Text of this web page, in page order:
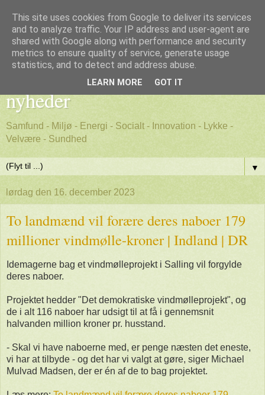
Godt nyt - positive, gode
nyheder
Samfund - Miljø - Energi - Socialt - Innovation - Lykke -
Velvære - Sundhed
▼
lørdag den 16. december 2023
To landmænd vil forære deres naboer 179
millioner vindmølle-kroner | Indland | DR
Idemagerne bag et vindmølleprojekt i Salling vil forgylde
deres naboer.
Projektet hedder "Det demokratiske vindmølleprojekt", og
de i alt 116 naboer har udsigt til at få i gennemsnit
halvanden million kroner pr. husstand.
- Skal vi have naboerne med, er penge næsten det eneste,
vi har at tilbyde - og det har vi valgt at gøre, siger Michael
Mulvad Madsen, der er én af de to bag projektet.
This site uses cookies from Google to deliver its services
and to analyze traffic. Your IP address and user-agent are
shared with Google along with performance and security
metrics to ensure quality of service, generate usage
statistics, and to detect and address abuse.
LEARN MORE GOT IT